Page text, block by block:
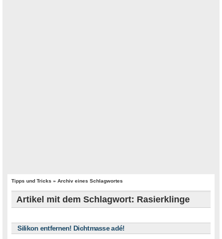
Tipps und Tricks » Archiv eines Schlagwortes
Artikel mit dem Schlagwort: Rasierklinge
Silikon entfernen! Dichtmasse adé!